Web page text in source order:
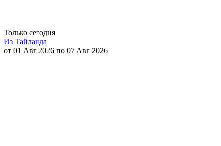
Только сегодня
Из Тайланда
от 01 Авг 2026 по 07 Авг 2026